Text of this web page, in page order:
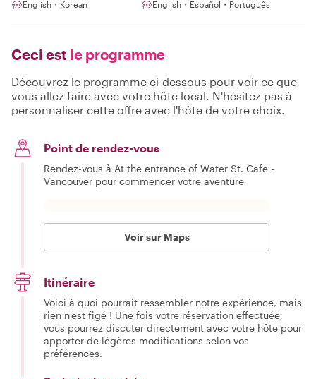
English・Korean English・Español・Português
Ceci est le programme
Découvrez le programme ci-dessous pour voir ce que
vous allez faire avec votre hôte local. N'hésitez pas à
personnaliser cette offre avec l'hôte de votre choix.
Point de rendez-vous
Rendez-vous à At the entrance of Water St. Cafe -
Vancouver pour commencer votre aventure
Voir sur Maps
Itinéraire
Voici à quoi pourrait ressembler notre expérience, mais
rien n'est figé ! Une fois votre réservation effectuée,
vous pourrez discuter directement avec votre hôte pour
apporter de légères modifications selon vos
préférences.